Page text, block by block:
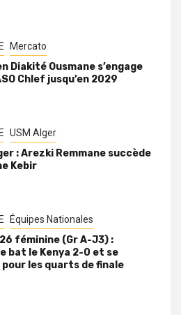
Mercato
Diakité Ousmane s’engage
Chlef jusqu’en 2029
USM Alger
: Arezki Remmane succède
Kebir
Équipes Nationales
féminine (Gr A-J3) :
bat le Kenya 2-0 et se
pour les quarts de finale